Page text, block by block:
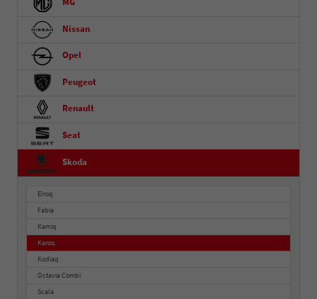
MG
Nissan
Opel
Peugeot
Renault
Seat
Skoda
Elroq
Fabia
Kamiq
Karoq
Kodiaq
Octavia Combi
Scala